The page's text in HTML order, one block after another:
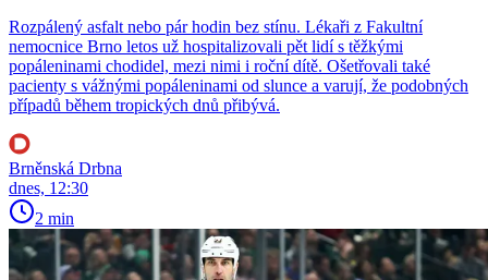
Rozpálený asfalt nebo pár hodin bez stínu. Lékaři z Fakultní
nemocnice Brno letos už hospitalizovali pět lidí s těžkými
popáleninami chodidel, mezi nimi i roční dítě. Ošetřovali také
pacienty s vážnými popáleninami od slunce a varují, že podobných
případů během tropických dnů přibývá.
Brněnská Drbna
dnes, 12:30
2 min